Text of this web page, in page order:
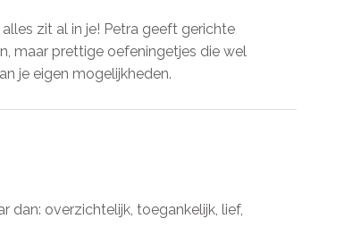
zit al in je! Petra geeft gerichte
maar prettige oefeningetjes die wel
je eigen mogelijkheden.
dan: overzichtelijk, toegankelijk, lief,